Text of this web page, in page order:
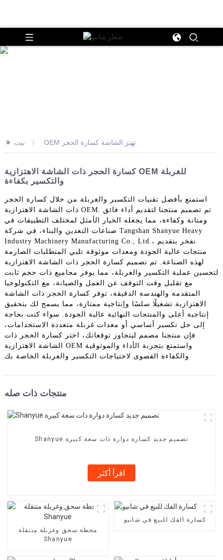
>> بيت OEM تهتز الشاشة كسارة الحجر
كسارة الحجر ذات الشاشة الاهتزازية OEM للغربلة
والتكسير بكفاءة
استمتع بأفضل تقنيات التكسير والغربلة من خلال كسارة الحجر
ذات الشاشة الاهتزازية OEM. تم تصميم منتجنا لتقديم أداء فائق
ومتانة وكفاءة، مما يجعله الخيار الأمثل لمختلف التطبيقات في
صناعات التعدين والبناء، في شركة Tangshan Shanyue Heavy
Industry Machinery Manufacturing Co., Ltd.، نفخر بتقديم
منتجات عالية الجودة ومعدات موثوقة تلبي المتطلبات الصارمة
لهذه الصناعة. تم تصميم كسارة الحجر ذات الشاشة الاهتزازية
لتحسين عملية التكسير والغربلة، مما يوفر مجاميع ذات حجم ثابت
مع تقليل وقت التوقف عن العمل والصيانة، مع التكنولوجيا
المتقدمة والهندسة الدقيقة، توفر كسارة الحجر ذات الشاشة
الاهتزازية تشغيلًا سلسًا وإنتاجية ممتازة، مما يسمح لك بتحقيق
إنتاجية أعلى والمنتجات النهائية عالية الجودة. سواء كنت بحاجة
إلى حل تكسير أساسي أو معدات غربلة متعددة الاستخدامات،
فإن منتجنا مصمم ليتجاوز توقعاتك، اختر كسارة الحجر ذات
الشاشة الاهتزازية OEM واستمتع بتجربة الأداء والموثوقية
والكفاءة القصوى لاحتياجات التكسير والغربلة الخاصة بك
منتجات ذات صله
Shanyue تصميم جديد كسارة دوارة ذات سعة كبيرة
اقرأ أكثر
محطة سحق وغربلة متنقلة
Shanyue
كسارة الفك للبيع في شانيو